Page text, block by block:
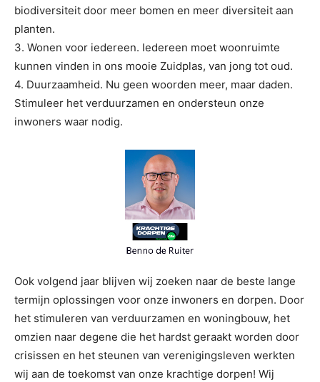
biodiversiteit door meer bomen en meer diversiteit aan
planten.
3. Wonen voor iedereen. Iedereen moet woonruimte
kunnen vinden in ons mooie Zuidplas, van jong tot oud.
4. Duurzaamheid. Nu geen woorden meer, maar daden.
Stimuleer het verduurzamen en ondersteun onze
inwoners waar nodig.
Ook volgend jaar blijven wij zoeken naar de beste lange
termijn oplossingen voor onze inwoners en dorpen. Door
het stimuleren van verduurzamen en woningbouw, het
omzien naar degene die het hardst geraakt worden door
crisissen en het steunen van verenigingsleven werkten
wij aan de toekomst van onze krachtige dorpen! Wij